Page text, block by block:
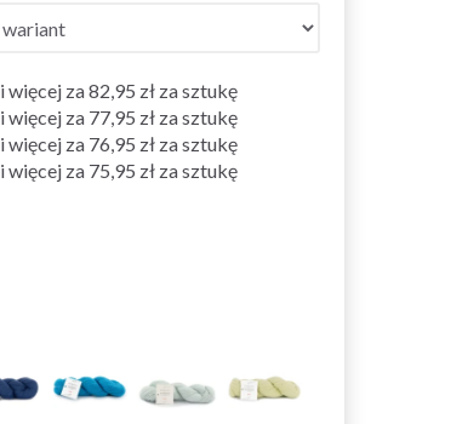
i więcej za82,95 zł za sztukę
i więcej za 77,95 zł za sztukę
i więcej za 76,95 zł za sztukę
i więcej za 75,95 zł za sztukę